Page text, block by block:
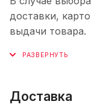
доставки,
выдачи товара.
Доставка